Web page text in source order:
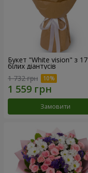
Букет "White vision" з 17
білих діантусів
1 732 грн
Замовити